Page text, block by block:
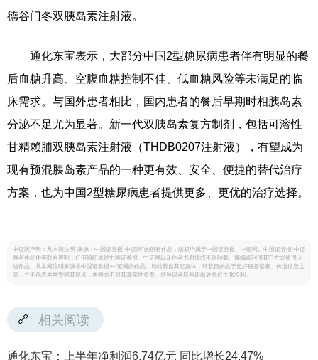
德谷门冬双胰岛素注射液。
通化东宝表示，大部分中国2型糖尿病患者伴有明显的餐
后血糖升高、空腹血糖控制不佳、低血糖风险等未满足的临
床需求。与国外患者相比，国内患者的餐后早期时相胰岛素
分泌不足尤为显著。新一代双胰岛素复方制剂，包括可溶性
甘精赖脯双胰岛素注射液（THDB0207注射液），有望成为
现有预混胰岛素产品的一种更有效、安全、便捷的替代治疗
方案，也为中国2型糖尿病患者提供更多、更优的治疗选择。
中证网声明：凡本网注明“来源：中国证券报·中证网”的所有作品，版权均属于中国证券报、中证网。中国证券报·中证
网与作品作者联合声明，任何组织未经中国证券报、中证网以及作者书面授权不得转载、摘编或利用其它方式使用上
述作品。凡本网注明来源非中国证券报·中证网的作品，均转载自其它媒体，转载目的在于更好服务读者、传递信息之
需，并不代表本网赞同其观点，本网亦不对其真实性负责，持异议者应与原出处单位主张权利。
相关阅读
通化东宝：上半年净利润6.74亿元 同比增长24.47%